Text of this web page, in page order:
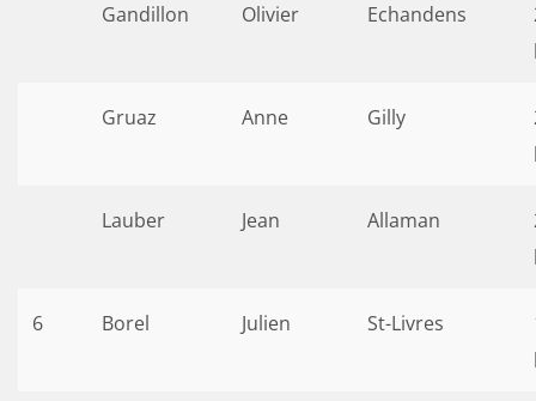
Gandillon Olivier Echandens
Gruaz Anne Gilly
Lauber Jean Allaman
6 Borel Julien St-Livres